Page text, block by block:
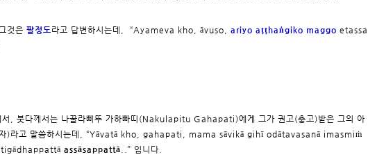
것은 팔정도라고 답변하시는데, “Ayameva kho, āvuso, ariyo aṭṭhaṅgiko maggo etassa
서, 붓다께서는 나꿀라삐뚜 가하빠띠(Nakulapitu Gahapati)에게 그가 권고(충고)받은 그의 아
자)라고 말씀하시는데, “Yāvatā kho, gahapati, mama sāvikā gihī odātavasanā imasmiṁ
assāsappattā ..” 입니다.